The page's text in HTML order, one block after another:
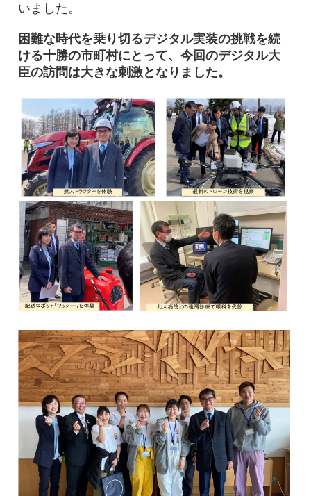
いました。
困難な時代を乗り切るデジタル実装の挑戦を続
ける十勝の市町村にとって、今回のデジタル大
臣の訪問は大きな刺激となりました。